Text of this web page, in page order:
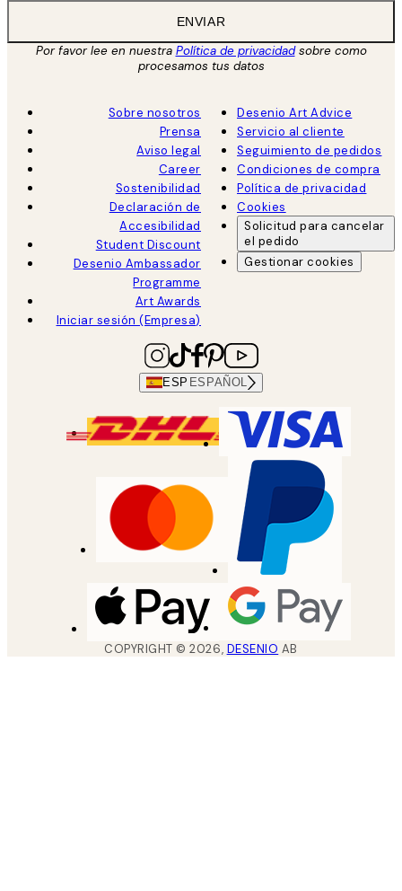
ENVIAR
Por favor lee en nuestra Política de privacidadsobre como
procesamos tus datos
Sobre nosotros
Prensa
Aviso legal
Career
Sostenibilidad
Declaración de
Accesibilidad
Student Discount
Desenio Ambassador
Programme
Art Awards
Iniciar sesión (Empresa)
Desenio Art Advice
Servicio al cliente
Seguimiento de pedidos
Condiciones de compra
Política de privacidad
Cookies
Solicitud para cancelar
el pedido
Gestionar cookies
ESP ESPAÑOL
COPYRIGHT ©2026, DESENIO AB